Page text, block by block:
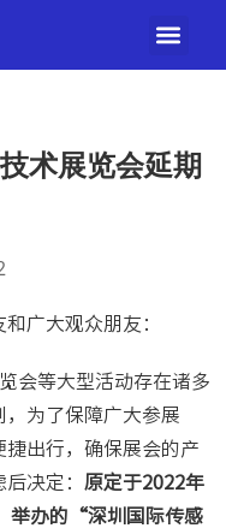
术展览会延期
广大观众朋友：
会等大型活动存在诸多
为了保障广大参展
出行，确保展会的产
决定： 原定于2022年
举办的“深圳国际传感